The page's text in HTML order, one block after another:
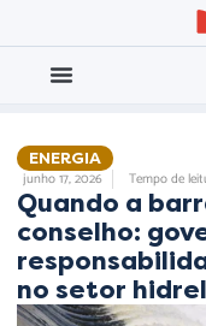
ENERGIA
junho 17, 2026 Tempo de
Quando a
conselho:
no setor